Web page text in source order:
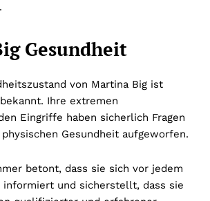
Gesundheit
von Martina Big ist
Ihre extremen
Eingriffe haben sicherlich Fragen
Gesundheit aufgeworfen.
betont, dass sie sich vor jedem
informiert und sicherstellt, dass sie